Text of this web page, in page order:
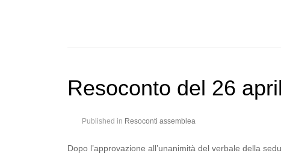
Resoconto del 26
Published in Resoconti assemblea
Dopo l’approvazione all’unanimità del verbale della